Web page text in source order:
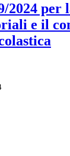
2024 per
e il